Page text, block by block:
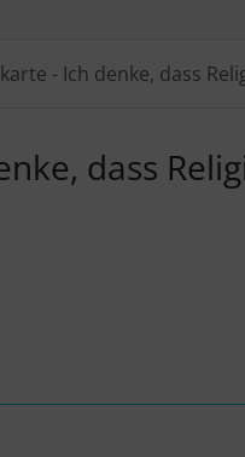
- Ich denke, dass
dass